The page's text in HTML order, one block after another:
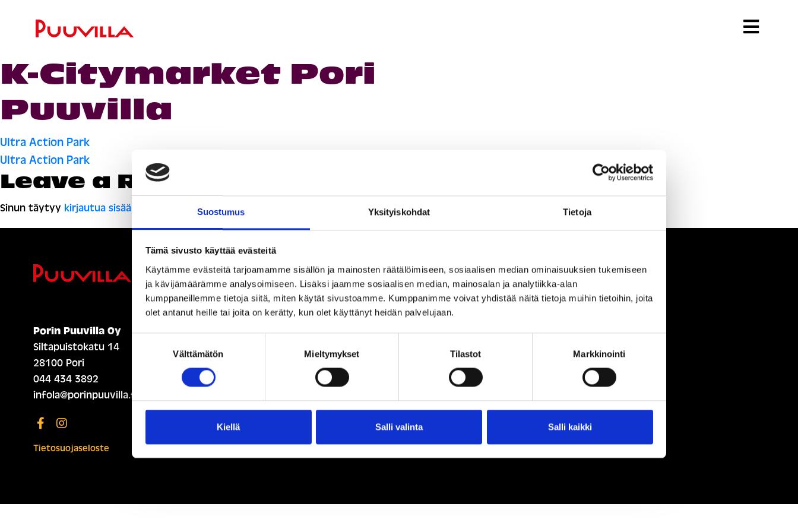
Suostumus Yksityiskohdat Tietoja
Tämä sivusto käyttää evästeitä
Käytämme evästeitä tarjoamamme sisällön ja mainosten räätälöimiseen, sosiaalisen median ominaisuuksien tukemiseen
ja kävijämäärämme analysoimiseen. Lisäksi jaamme sosiaalisen median, mainosalan ja analytiikka-alan
kumppaneillemme tietoja siitä, miten käytät sivustoamme. Kumppanimme voivat yhdistää näitä tietoja muihin tietoihin, joita
olet antanut heille tai joita on kerätty, kun olet käyttänyt heidän palvelujaan.
Välttämätön Mieltymykset Tilastot Markkinointi
Kiellä Salli valinta Salli kaikki
K-Citymarket Pori
Puuvilla
Artikkelien
selaus
Ultra Action Park
Ultra Action Park
Leave a Reply
Sinun täytyy kirjautua sisään kommentoidaksesi.
Ihmisiä, iloa ja ihmeteltävää
Porin Puuvilla Oy
Siltapuistokatu 14
28100 Pori
044 434 3892
infola@porinpuuvilla.fi
Tietosuojaseloste
ETUSIVU (ENGLISH)